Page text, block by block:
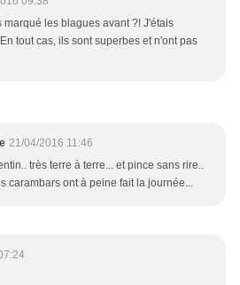
marqué les blagues avant ?! J'étais
tout cas, ils sont superbes et n'ont pas
21/04/2016 11:46
très terre à terre... et pince sans rire..
carambars ont à peine fait la journée...